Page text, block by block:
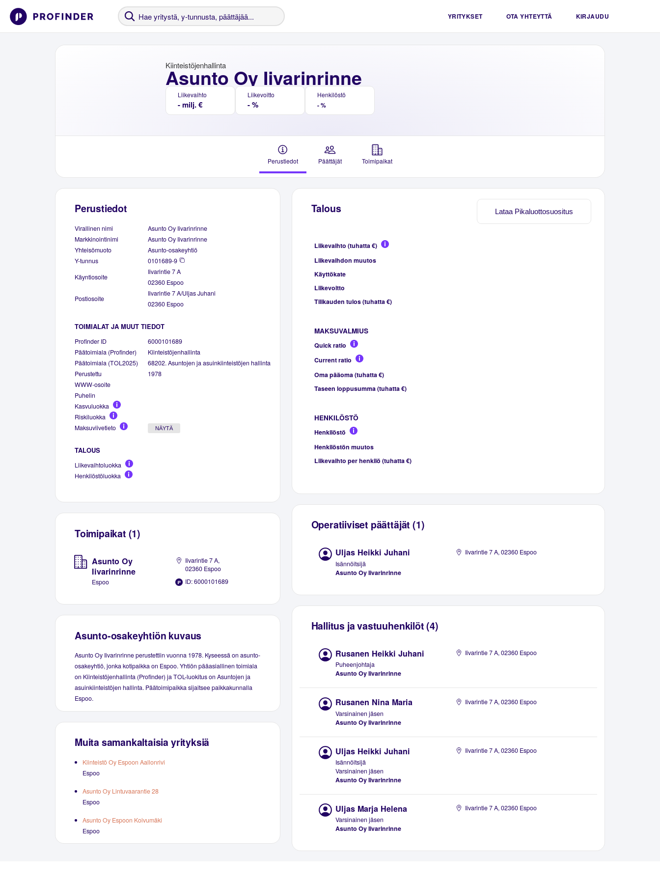
YRITYKSET OTA YHTEYTTÄ KIRJAUDU
Asunto Oy Iivarinrinne
Kiinteistöjenhallinta
Liikevaihto
- milj. €
Liikevoitto
- %
Henkilöstö
- %
Perustiedot Päättäjät Toimipaikat
Perustiedot
Virallinen nimi
Asunto Oy Iivarinrinne
Markkinointinimi
Asunto Oy Iivarinrinne
Yhteisömuoto
Asunto-osakeyhtiö
Y-tunnus
0101689-9
Käyntiosoite
Iivarintie 7 A
02360 Espoo
Postiosoite
Iivarintie 7 A/Uljas Juhani
02360 Espoo
TOIMIALAT JA MUUT TIEDOT
Profinder ID
6000101689
Päätoimiala (Profinder)
Kiinteistöjenhallinta
Päätoimiala (TOL2025)
68202. Asuntojen ja asuinkiinteistöjen hallinta
Perustettu
1978
WWW-osoite
Puhelin
Kasvuluokka
Riskiluokka
Maksuviivetieto
NÄYTÄ
TALOUS
Liikevaihtoluokka
Henkilöstöluokka
Toimipaikat (1)
Asunto Oy
Iivarinrinne
Espoo
Iivarintie 7 A,
02360 Espoo
ID: 6000101689
Asunto-osakeyhtiön kuvaus
Asunto Oy Iivarinrinne perustettiin vuonna 1978. Kyseessä on asunto-
osakeyhtiö, jonka kotipaikka on Espoo. Yhtiön pääasiallinen toimiala
on Kiinteistöjenhallinta (Profinder) ja TOL-luokitus on Asuntojen ja
asuinkiinteistöjen hallinta. Päätoimipaikka sijaitsee paikkakunnalla
Espoo.
Muita samankaltaisia yrityksiä
Kiinteistö Oy Espoon Aallonrivi
Espoo
Asunto Oy Lintuvaarantie 28
Espoo
Asunto Oy Espoon Koivumäki
Espoo
Lataa Pikaluottosuositus
Talous
Liikevaihto (tuhatta €)
Liikevaihdon muutos
Käyttökate
Liikevoitto
Tilikauden tulos (tuhatta €)
MAKSUVALMIUS
Quick ratio
Current ratio
Oma pääoma (tuhatta €)
Taseen loppusumma (tuhatta €)
HENKILÖSTÖ
Henkilöstö
Henkilöstön muutos
Liikevaihto per henkilö (tuhatta €)
Operatiiviset päättäjät (1)
Uljas Heikki Juhani
Isännöitsijä
Asunto Oy Iivarinrinne
Iivarintie 7 A, 02360 Espoo
Hallitus ja vastuuhenkilöt (4)
Rusanen Heikki Juhani
Puheenjohtaja
Asunto Oy Iivarinrinne
Iivarintie 7 A, 02360 Espoo
Rusanen Nina Maria
Varsinainen jäsen
Asunto Oy Iivarinrinne
Iivarintie 7 A, 02360 Espoo
Uljas Heikki Juhani
Isännöitsijä
Varsinainen jäsen
Asunto Oy Iivarinrinne
Iivarintie 7 A, 02360 Espoo
Uljas Marja Helena
Varsinainen jäsen
Asunto Oy Iivarinrinne
Iivarintie 7 A, 02360 Espoo